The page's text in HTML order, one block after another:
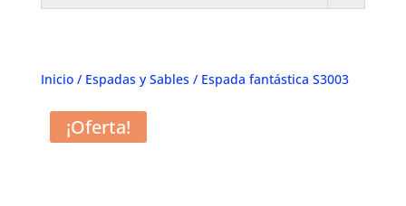
Inicio/ Espadas y Sables/ Espada fantástica S3003
¡Oferta!